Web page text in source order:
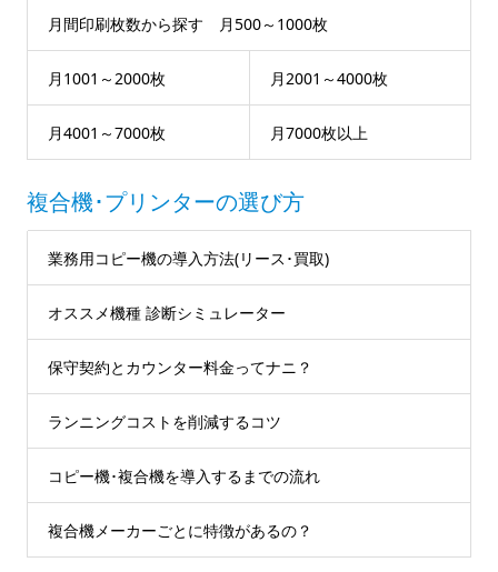
月間印刷枚数から探す 月500～1000枚
月1001～2000枚 月2001～4000枚
月4001～7000枚 月7000枚以上
複合機･プリンターの選び方
業務用コピー機の導入方法(リース･買取)
オススメ機種 診断シミュレーター
保守契約とカウンター料金ってナニ？
ランニングコストを削減するコツ
コピー機･複合機を導入するまでの流れ
複合機メーカーごとに特徴があるの？